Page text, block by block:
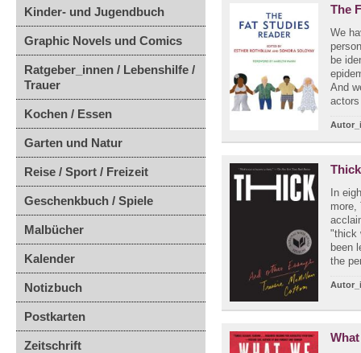
Kinder- und Jugendbuch
Graphic Novels und Comics
Ratgeber_innen / Lebenshilfe /
Trauer
Kochen / Essen
Garten und Natur
Reise / Sport / Freizeit
Geschenkbuch / Spiele
Malbücher
Kalender
Notizbuch
Postkarten
Zeitschrift
The
We
be
And
In
more,
"thick
been
the